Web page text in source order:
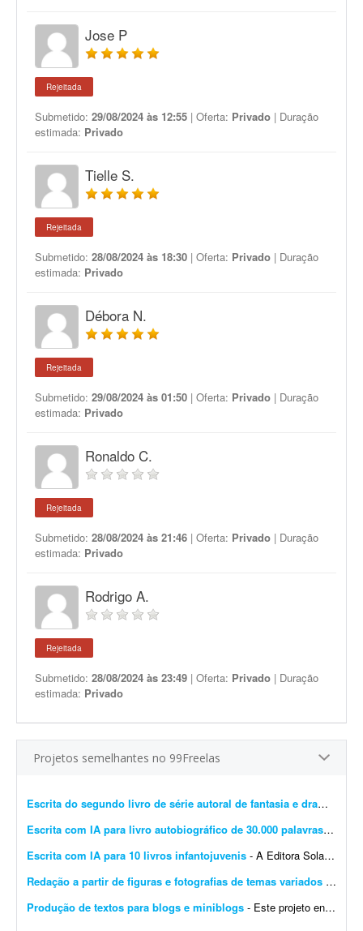
Jose P
Rejeitada
Submetido: 29/08/2024 às 12:55 | Oferta: Privado | Duração
estimada: Privado
Tielle S.
Rejeitada
Submetido: 28/08/2024 às 18:30 | Oferta: Privado | Duração
estimada: Privado
Débora N.
Rejeitada
Submetido: 29/08/2024 às 01:50 | Oferta: Privado | Duração
estimada: Privado
Ronaldo C.
Rejeitada
Submetido: 28/08/2024 às 21:46 | Oferta: Privado | Duração
estimada: Privado
Rodrigo A.
Rejeitada
Submetido: 28/08/2024 às 23:49 | Oferta: Privado | Duração
estimada: Privado
Projetos semelhantes no 99Freelas
Escrita do segundo livro de série autoral de fantasia e drama
Escrita com IA para livro autobiográfico de 30.000 palavras
- A
Escrita com IA para 10 livros infantojuvenis - A Editora Solano busca um profissional especializado em Inteligência Artificial e escrita criativa para desenvolver 10 livros completos, com aproximadamente 10 mil palavras cada, utilizando f...
Redação a partir de figuras e fotografias de temas variados
Produção de textos para blogs e miniblogs - Este projeto envolve a produção de textos curtos voltados para blogs e miniblogs. Formato dos conteúdos: textos entre 150 e 300 palavras, redigidos com base em temas definidos...